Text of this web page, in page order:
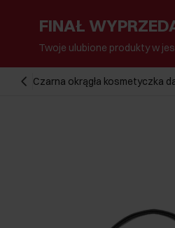
FINAŁ
Twoje ulubione produkty w
Czarna okrągła kosmetyczka